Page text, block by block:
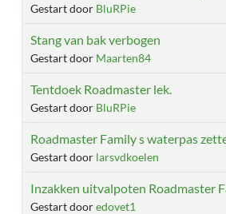
Gestart door BluRPie
Stang van bak verbogen
Gestart door Maarten84
Tentdoek Roadmaster lek.
Gestart door BluRPie
Roadmaster Family s waterpas
Gestart door larsvdkoelen
Inzakken uitvalpoten Roadmaster
Gestart dooredovet1